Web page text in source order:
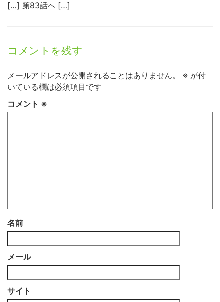
[…] 第83話へ […]
コメントを残す
メールアドレスが公開されることはありません。 ※ が付
いている欄は必須項目です
コメント ※
名前
メール
サイト